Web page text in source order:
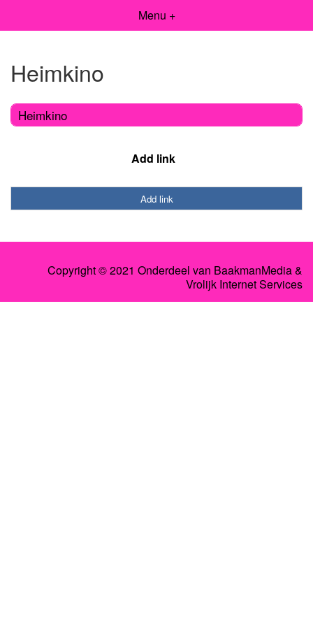
Menu +
Heimkino
Heimkino
Add link
Add link
Copyright © 2021 Onderdeel van BaakmanMedia&
Vrolijk Internet Services